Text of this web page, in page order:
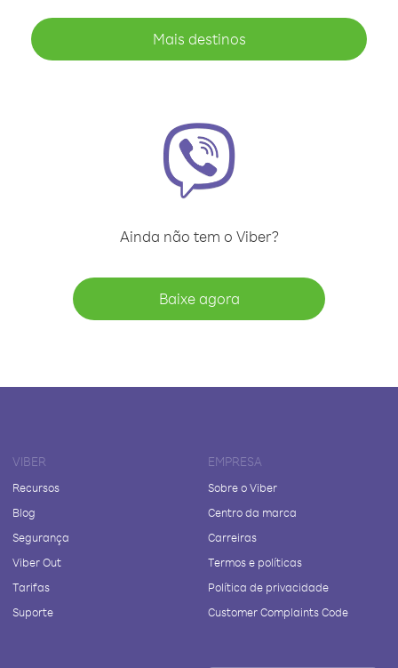
Mais destinos
Ainda não tem o Viber?
Baixe agora
VIBER
Recursos
Blog
Segurança
Viber Out
Tarifas
Suporte
EMPRESA
Sobre o Viber
Centro da marca
Carreiras
Termos e políticas
Política de privacidade
Customer Complaints Code